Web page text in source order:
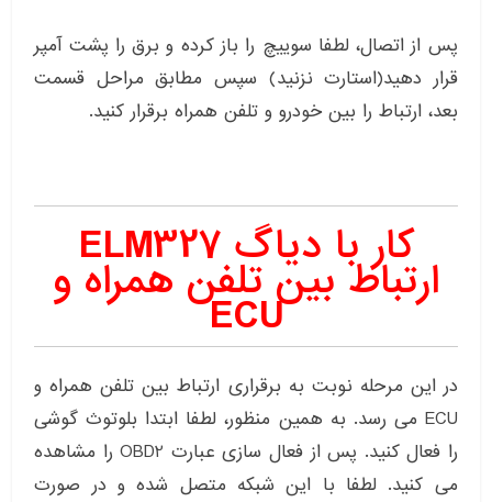
پس از اتصال، لطفا سوییچ را باز کرده و برق را پشت آمپر
قرار دهید(استارت نزنید) سپس مطابق مراحل قسمت
بعد، ارتباط را بین خودرو و تلفن همراه برقرار کنید.
کار با دیاگ ELM327
ارتباط بین تلفن همراه و
ECU
در این مرحله نوبت به برقراری ارتباط بین تلفن همراه و
ECU می رسد. به همین منظور، لطفا ابتدا بلوتوث گوشی
را فعال کنید. پس از فعال سازی عبارت OBD2 را مشاهده
می کنید. لطفا با این شبکه متصل شده و در صورت